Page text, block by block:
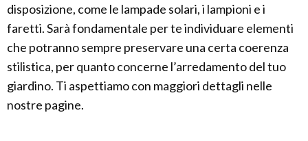
disposizione, come le lampade solari, i lampioni e i
faretti. Sarà fondamentale per te individuare elementi
che potranno sempre preservare una certa coerenza
stilistica, per quanto concerne l’arredamento del tuo
giardino. Ti aspettiamo con maggiori dettagli nelle
nostre pagine.